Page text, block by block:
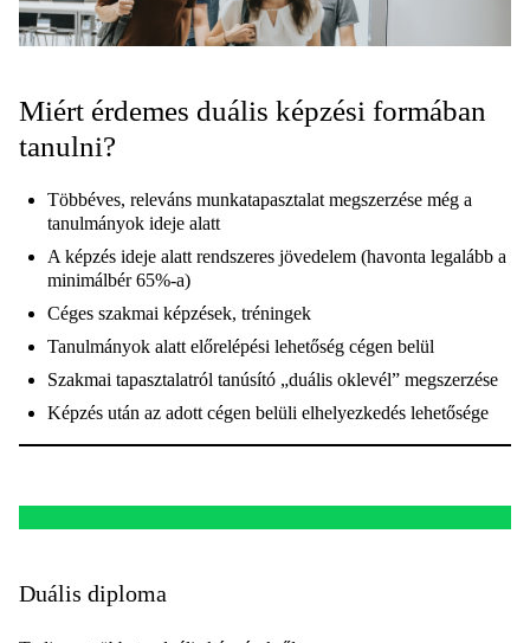
Miért érdemes duális képzési formában
tanulni?
Többéves, releváns munkatapasztalat megszerzése még a
tanulmányok ideje alatt
A képzés ideje alatt rendszeres jövedelem (havonta legalább a
minimálbér 65%-a)
Céges szakmai képzések, tréningek
Tanulmányok alatt előrelépési lehetőség cégen belül
Szakmai tapasztalatról tanúsító „duális oklevél” megszerzése
Képzés után az adott cégen belüli elhelyezkedés lehetősége
Duális diploma